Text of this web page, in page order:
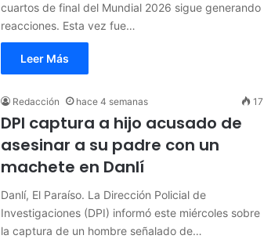
cuartos de final del Mundial 2026 sigue generando
reacciones. Esta vez fue…
Leer Más
Redacción hace 4 semanas 17
DPI captura a hijo acusado de
asesinar a su padre con un
machete en Danlí
Danlí, El Paraíso. La Dirección Policial de
Investigaciones (DPI) informó este miércoles sobre
la captura de un hombre señalado de…